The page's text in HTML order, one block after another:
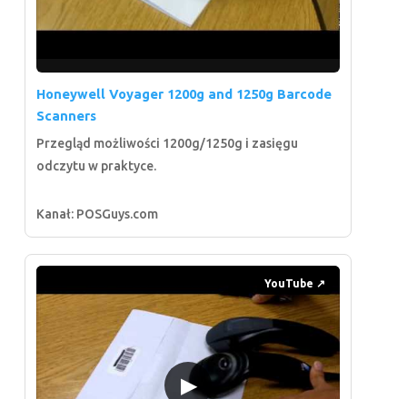
Honeywell Voyager 1200g and 1250g Barcode
Scanners
Przegląd możliwości 1200g/1250g i zasięgu
odczytu w praktyce.
Kanał: POSGuys.com
▶
YouTube ↗